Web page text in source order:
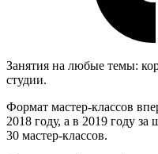
Занятия на любые темы:
студии.
Формат мастер-классов
2018 году, а в 2019 году
30 мастер-классов.